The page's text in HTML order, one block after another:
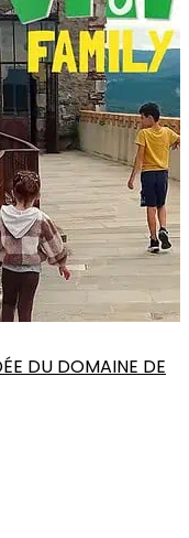
DU DOMAINE DE